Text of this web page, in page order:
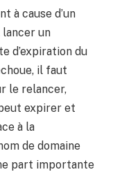
à cause d’un
lancer un
d’expiration du
il faut
le relancer,
expirer et
à la
de domaine
part importante